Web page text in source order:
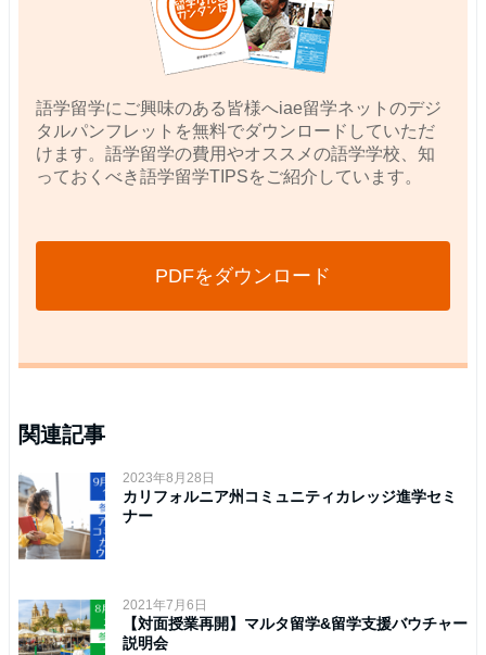
語学留学にご興味のある皆様へiae留学ネットのデジ
タルパンフレットを無料でダウンロードしていただ
けます。語学留学の費用やオススメの語学学校、知
っておくべき語学留学TIPSをご紹介しています。
PDFをダウンロード
関連記事
2023年8月28日
カリフォルニア州コミュニティカレッジ進学セミ
ナー
2021年7月6日
【対面授業再開】マルタ留学&留学支援バウチャー
説明会